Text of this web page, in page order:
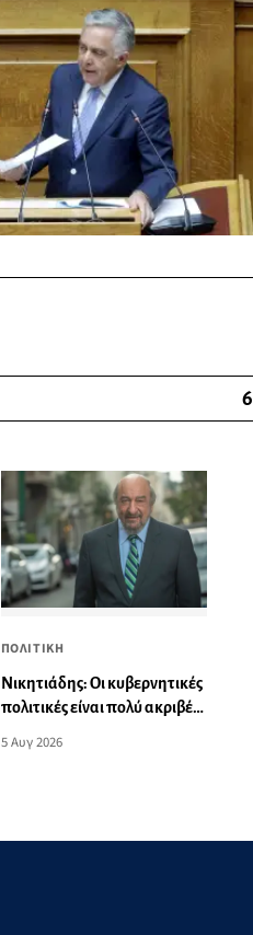
6
ΠΟΛΙΤΙΚΗ
Νικητιάδης: Οι κυβερνητικές
πολιτικές είναι πολύ ακριβές
5 Αυγ 2026